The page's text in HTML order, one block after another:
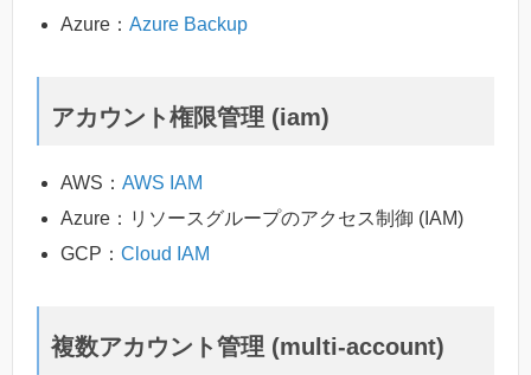
Azure： Azure Backup
アカウント権限管理 (iam)
AWS： AWS IAM
Azure：リソースグループのアクセス制御 (IAM)
GCP： Cloud IAM
複数アカウント管理 (multi-account)